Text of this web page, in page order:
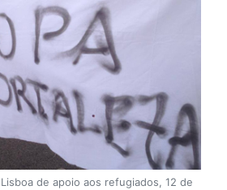
de apoio aos refugiados, 12 de